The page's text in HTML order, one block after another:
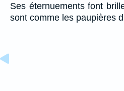
Ses éternuements font
sont comme les paupières